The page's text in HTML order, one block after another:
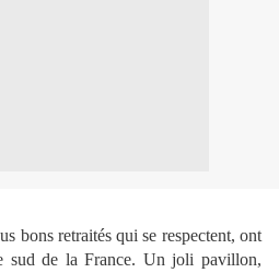
bons retraités qui se respectent, ont
sud de la France. Un joli pavillon,